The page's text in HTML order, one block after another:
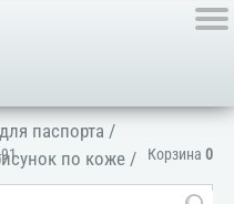
Корзина 0
паспорта /
по коже /